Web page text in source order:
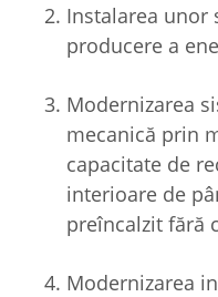
Instalarea unor
producere a
Modernizarea
mecanică prin
capacitate de
interioare de
preîncalzit fără
Modernizarea